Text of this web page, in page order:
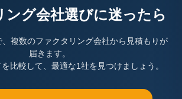
ング会社選びに迷ったら
複数のファクタリング会社から見積もりが
届きます。
比較して、最適な1社を見つけましょう。